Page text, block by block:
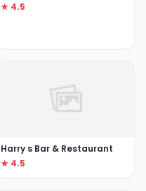
★ 4.5
Harry s Bar & Restaurant
★ 4.5